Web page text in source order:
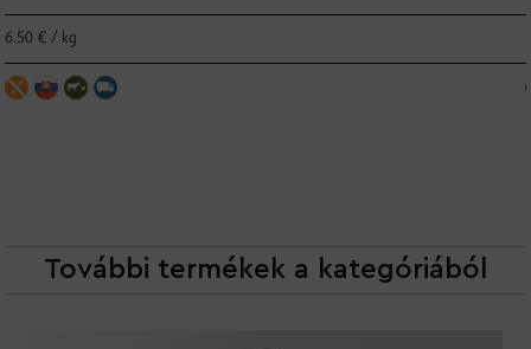
6.50 € / kg
További termékek a kategóriából